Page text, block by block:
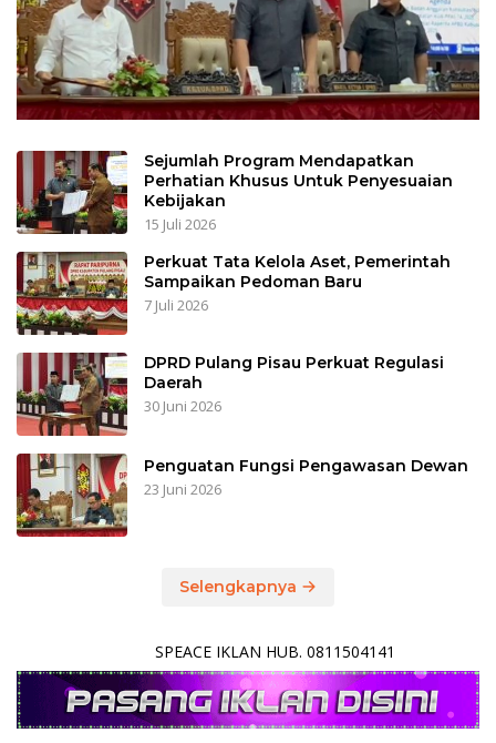
Sejumlah Program Mendapatkan
Perhatian Khusus Untuk Penyesuaian
Kebijakan
15 Juli 2026
Perkuat Tata Kelola Aset, Pemerintah
Sampaikan Pedoman Baru
7 Juli 2026
DPRD Pulang Pisau Perkuat Regulasi
Daerah
30 Juni 2026
Penguatan Fungsi Pengawasan Dewan
23 Juni 2026
Selengkapnya
SPEACE IKLAN HUB. 0811504141